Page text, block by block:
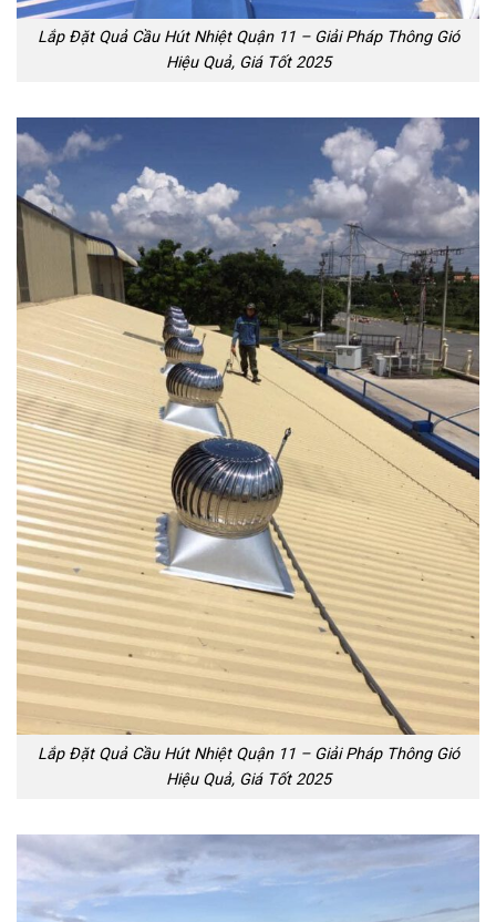
Lắp Đặt Quả Cầu Hút Nhiệt Quận 11 – Giải Pháp Thông Gió
Hiệu Quả, Giá Tốt 2025
Lắp Đặt Quả Cầu Hút Nhiệt Quận 11 – Giải Pháp Thông Gió
Hiệu Quả, Giá Tốt 2025